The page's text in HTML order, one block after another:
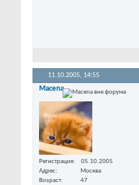
11.10.2005, 14:55
Macena
Регистрация
05.10.2005
Адрес
Москва
Возраст
47